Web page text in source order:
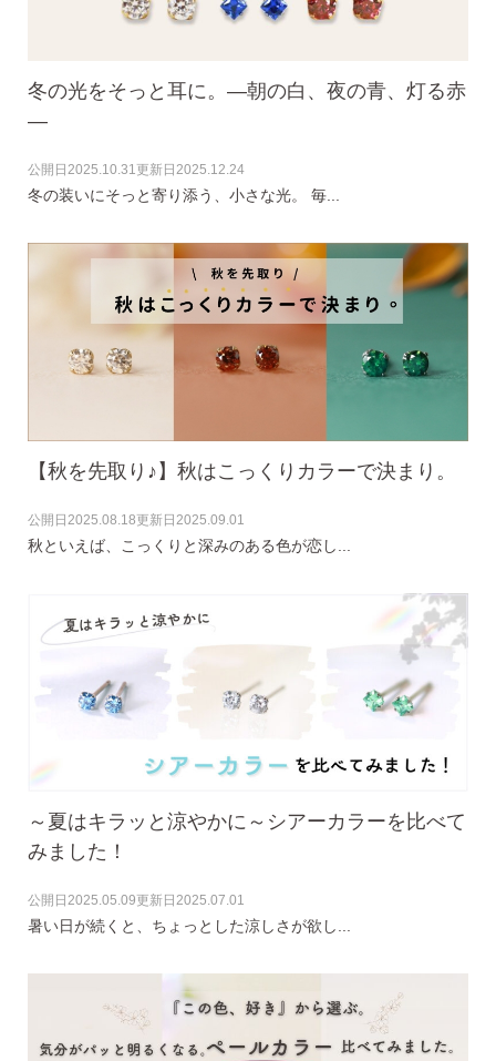
色で選ぶ
誕生石で選ぶ
ピアスホール完成までの3stepで選ぶ
価格で選ぶ
商品レビューを見る
なでしこピアスの使いやすい所や
使いにくい所を、赤裸々にレビューしてます。
読み物を見る
なでしこスタイルのこだわり
お買い物について
なでしこスタイルについて
冬の光をそっと耳に。―朝の白、夜の青、灯る赤
―
公開日 2025.10.31 更新日 2025.12.24
冬の装いにそっと寄り添う、小さな光。 毎...
【秋を先取り♪】秋はこっくりカラーで決まり。
公開日 2025.08.18更新日 2025.09.01
秋といえば、こっくりと深みのある色が恋し...
～夏はキラッと涼やかに～シアーカラーを比べて
みました！
公開日 2025.05.09更新日 2025.07.01
暑い日が続くと、ちょっとした涼しさが欲し...